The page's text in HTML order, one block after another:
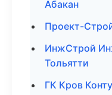
Абакан
Проект-
ИнжСтрой
Тольятти
ГК Кров